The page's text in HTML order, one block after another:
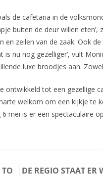
de cafetaria in de
buiten de deur willen eten’,
zeilen van de zaak. Ook
nu nog gezelliger’, vult
luxe broodjes aan.
ontwikkeld tot een gezellige
welkom om een kijkje te
mei is er een spectaculaire
DE REGIO STAAT ER